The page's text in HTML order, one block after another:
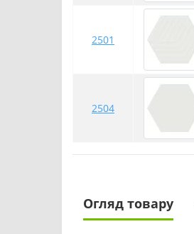
2501
2504
Огляд товару